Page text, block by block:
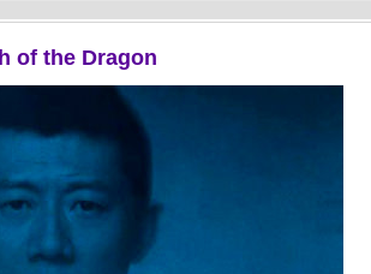
of the Dragon